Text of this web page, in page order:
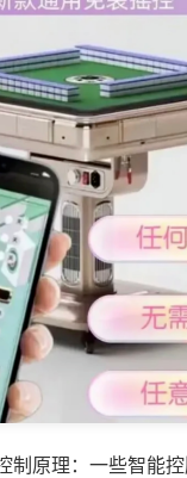
制原理：一些智能